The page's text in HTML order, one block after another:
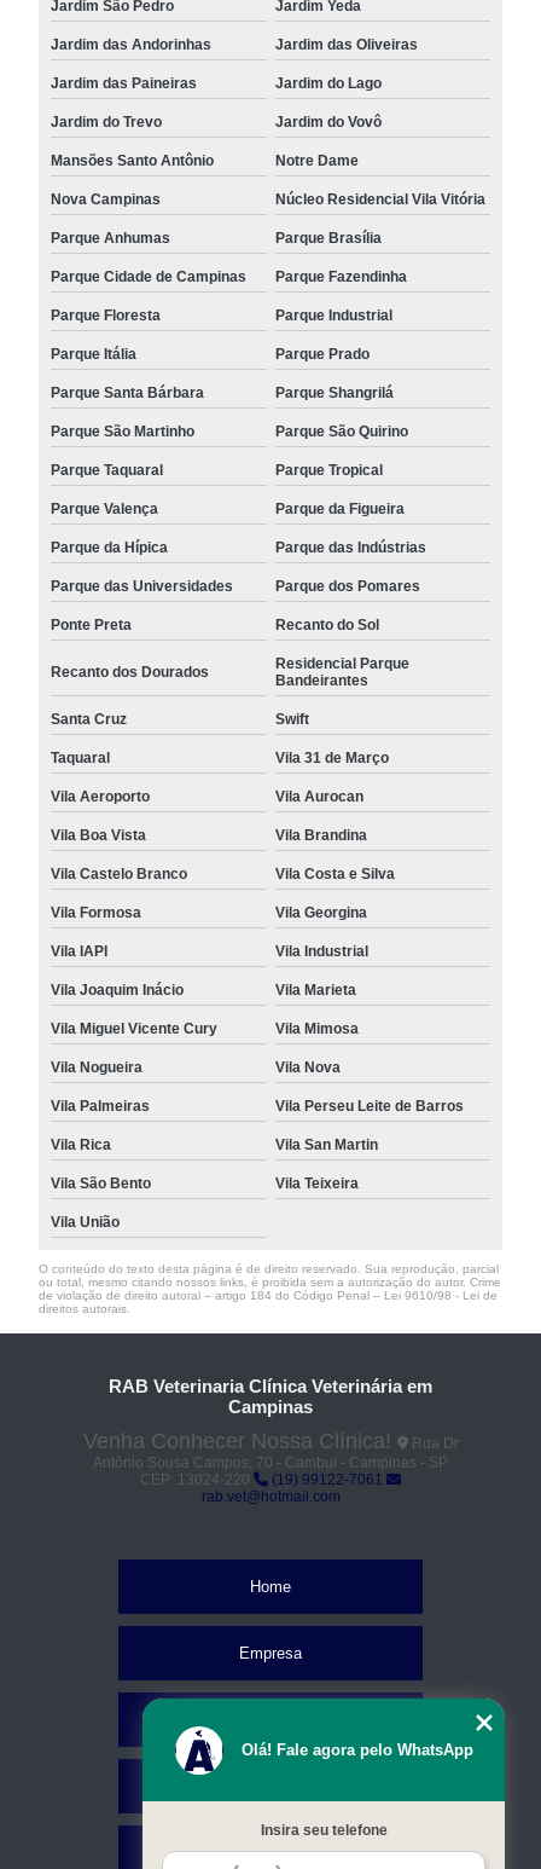
Jardim São Pedro Jardim Yeda
Jardim das Andorinhas Jardim das Oliveiras
Jardim das Paineiras Jardim do Lago
Jardim do Trevo Jardim do Vovô
Mansões Santo Antônio Notre Dame
Nova Campinas Núcleo Residencial Vila Vitória
Parque Anhumas Parque Brasília
Parque Cidade de Campinas Parque Fazendinha
Parque Floresta Parque Industrial
Parque Itália Parque Prado
Parque Santa Bárbara Parque Shangrilá
Parque São Martinho Parque São Quirino
Parque Taquaral Parque Tropical
Parque Valença Parque da Figueira
Parque da Hípica Parque das Indústrias
Parque das Universidades Parque dos Pomares
Ponte Preta Recanto do Sol
Recanto dos Dourados
Residencial Parque
Bandeirantes
Santa Cruz Swift
Taquaral Vila 31 de Março
Vila Aeroporto Vila Aurocan
Vila Boa Vista Vila Brandina
Vila Castelo Branco Vila Costa e Silva
Vila Formosa Vila Georgina
Vila IAPI Vila Industrial
Vila Joaquim Inácio Vila Marieta
Vila Miguel Vicente Cury Vila Mimosa
Vila Nogueira Vila Nova
Vila Palmeiras Vila Perseu Leite de Barros
Vila Rica Vila San Martin
Vila São Bento Vila Teixeira
Vila União
O conteúdo do texto desta página é de direito reservado. Sua reprodução, parcial
ou total, mesmo citando nossos links, é proibida sem a autorização do autor. Crime
de violação de direito autoral – artigo 184 do Código Penal – Lei 9610/98 - Lei de
direitos autorais
RAB Veterinaria Clínica Veterinária em
Campinas
Venha Conhecer Nossa Clínica!
Rua Dr
Antônio Sousa Campos, 70 - Cambuí - Campinas - SP
CEP: 13024-220
(19) 99122-7061
rab.vet@hotmail.com
Home
Empresa
Contato
Olá! Fale agora pelo WhatsApp
Insira seu telefone